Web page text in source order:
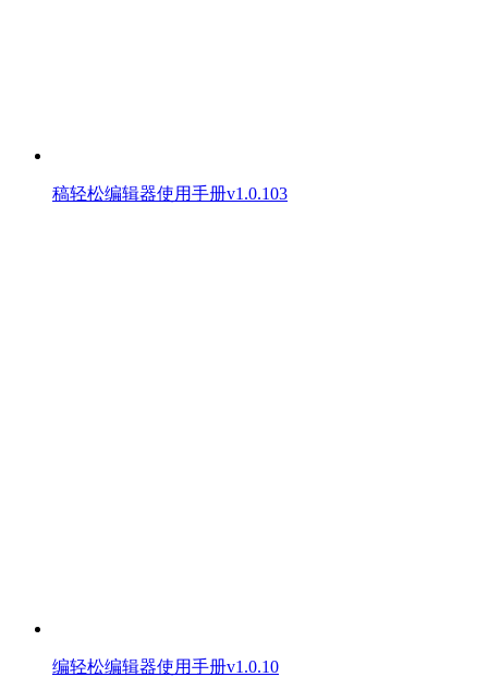
稿轻松编辑器使用手册v1.0.103
编轻松编辑器使用手册v1.0.10